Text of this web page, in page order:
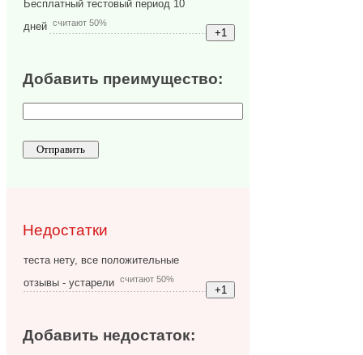
Бесплатный тестовый период 10
дней
считают 50%
Добавить преимущество:
Недостатки
теста нету, все положительные
отзывы - устарели
считают 50%
Добавить недостаток: